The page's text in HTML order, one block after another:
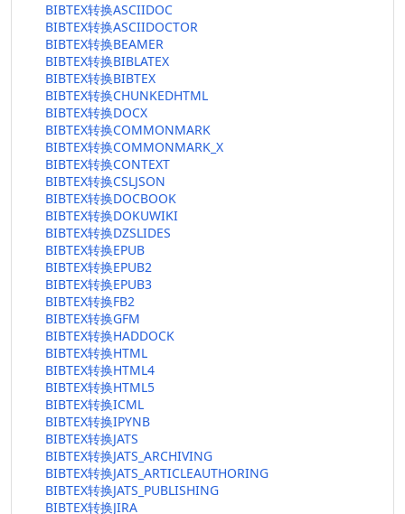
BIBTEX转换ASCIIDOC
BIBTEX转换ASCIIDOCTOR
BIBTEX转换BEAMER
BIBTEX转换BIBLATEX
BIBTEX转换BIBTEX
BIBTEX转换CHUNKEDHTML
BIBTEX转换DOCX
BIBTEX转换COMMONMARK
BIBTEX转换COMMONMARK_X
BIBTEX转换CONTEXT
BIBTEX转换CSLJSON
BIBTEX转换DOCBOOK
BIBTEX转换DOKUWIKI
BIBTEX转换DZSLIDES
BIBTEX转换EPUB
BIBTEX转换EPUB2
BIBTEX转换EPUB3
BIBTEX转换FB2
BIBTEX转换GFM
BIBTEX转换HADDOCK
BIBTEX转换HTML
BIBTEX转换HTML4
BIBTEX转换HTML5
BIBTEX转换ICML
BIBTEX转换IPYNB
BIBTEX转换JATS
BIBTEX转换JATS_ARCHIVING
BIBTEX转换JATS_ARTICLEAUTHORING
BIBTEX转换JATS_PUBLISHING
BIBTEX转换JIRA